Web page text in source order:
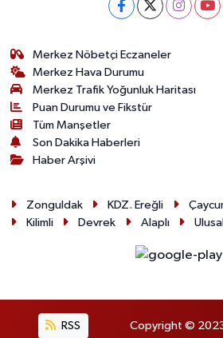
Merkez Nöbetçi Eczaneler
Merkez Hava Durumu
Merkez Trafik Yoğunluk Haritası
Puan Durumu ve Fikstür
Tüm Manşetler
Son Dakika Haberleri
Haber Arşivi
Zonguldak KDZ. Ereğli
Kilimli
Devrek Alaplı Ulusal
RSS Copyright © 2023.